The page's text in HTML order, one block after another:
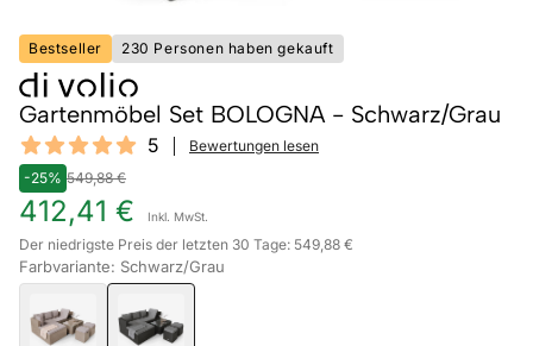
Bestseller 230 Personen haben gekauft
Gartenmöbel Set BOLOGNA - Schwarz/Grau
Reviews
5 out of 5 stars 5
Bewertungen lesen
-25% 549,88 €
412,41 € Inkl. MwSt.
Der niedrigste Preis der letzten 30 Tage: 549,88 €
Farbvariante: Schwarz/Grau